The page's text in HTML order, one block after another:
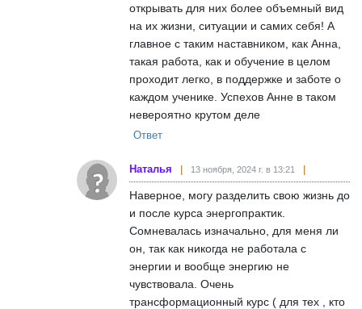
открывать для них более объемный вид
на их жизни, ситуации и самих себя! А
главное с таким наставником, как Анна,
такая работа, как и обучение в целом
проходит легко, в поддержке и заботе о
каждом ученике. Успехов Анне в таком
невероятно крутом деле
Ответ
Наталья 13 ноября, 2024 г. в 13:21
Наверное, могу разделить свою жизнь до
и после курса энергопрактик.
Сомневалась изначально, для меня ли
он, так как никогда не работала с
энергии и вообще энергию не
чувствовала. Очень
трансформационный курс ( для тех , кто